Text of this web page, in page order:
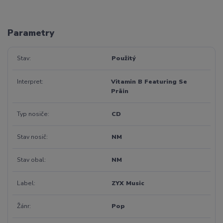
Parametry
Stav Použitý
Interpret
Vitamin B Featuring Se
Präin
Typ nosiče CD
Stav nosič NM
Stav obal NM
Label ZYX Music
Žánr Pop